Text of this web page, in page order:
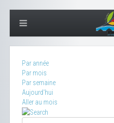
Par année
Par mois
Par semaine
Aujourd'hui
Aller au mois